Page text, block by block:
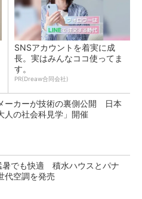
SNSアカウントを着実に成
長。実はみんなココ使ってま
す。
PR(Dreaw合同会社)
ーカーが技術の裏側公開 日本
人の社会科見学」開催
暑でも快適 積水ハウスとパナ
代空調を発売